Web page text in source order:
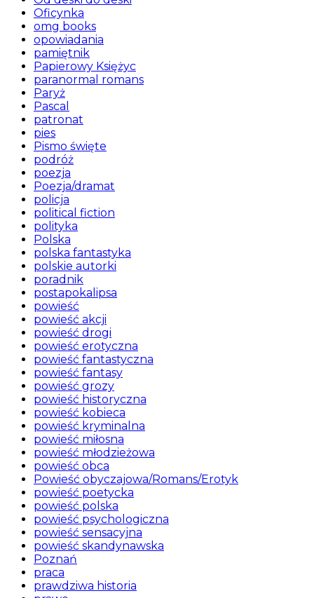
Oficynka
omg books
opowiadania
pamiętnik
Papierowy Księżyc
paranormal romans
Paryż
Pascal
patronat
pies
Pismo święte
podróż
poezja
Poezja/dramat
policja
political fiction
polityka
Polska
polska fantastyka
polskie autorki
poradnik
postapokalipsa
powieść
powieść akcji
powieść drogi
powieść erotyczna
powieść fantastyczna
powieść fantasy
powieść grozy
powieść historyczna
powieść kobieca
powieść kryminalna
powieść miłosna
powieść młodzieżowa
powieść obca
Powieść obyczajowa/Romans/Erotyk
powieść poetycka
powieść polska
powieść psychologiczna
powieść sensacyjna
powieść skandynawska
Poznań
praca
prawdziwa historia